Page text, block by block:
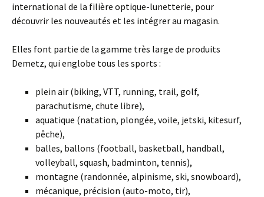
international de la filière optique-lunetterie, pour
découvrir les nouveautés et les intégrer au magasin.
Elles font partie de la gamme très large de produits
Demetz, qui englobe tous les sports :
plein air (biking, VTT, running, trail, golf,
parachutisme, chute libre),
aquatique (natation, plongée, voile, jetski, kitesurf,
pêche),
balles, ballons (football, basketball, handball,
volleyball, squash, badminton, tennis),
montagne (randonnée, alpinisme, ski, snowboard),
mécanique, précision (auto-moto, tir),